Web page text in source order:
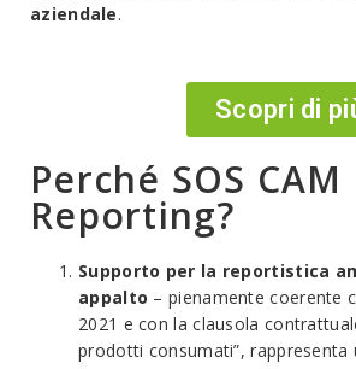
aziendale.
Scopri di
Perché SOS CAM
Reporting?
Supporto per la reportistica
appalto – pienamente coerente
2021 e con la clausola
prodotti consumati”, rappresenta